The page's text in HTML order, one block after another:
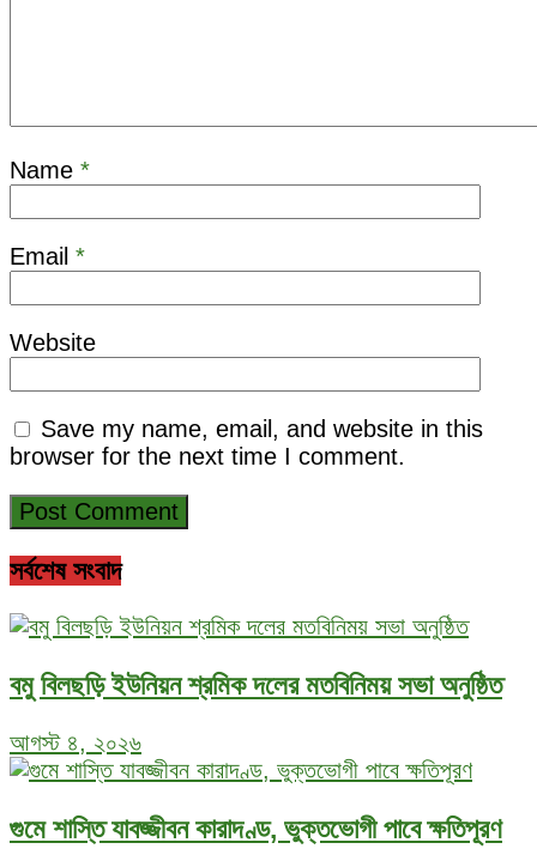
Name *
Email *
Website
Save my name, email, and website in this
browser for the next time I comment.
সর্বশেষ সংবাদ
বমু বিলছড়ি ইউনিয়ন শ্রমিক দলের মতবিনিময় সভা অনুষ্ঠিত
আগস্ট ৪, ২০২৬
গুমে শাস্তি যাবজ্জীবন কারাদণ্ড, ভুক্তভোগী পাবে ক্ষতিপূরণ